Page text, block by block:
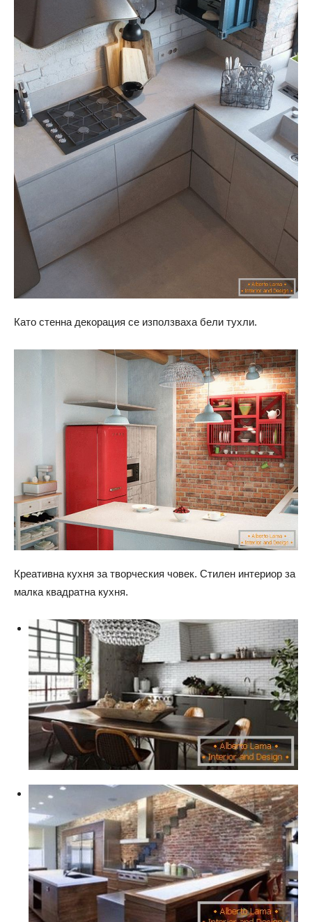
Като стенна декорация се използваха бели тухли.
Креативна кухня за творческия човек. Стилен интериор за
малка квадратна кухня.